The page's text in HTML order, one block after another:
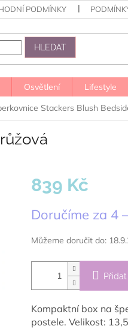
PODMÍNKY
HLEDAT
Osvětlení Lifestyle
Stackers Blush
839 Kč
cena:
Doručíme za 4
Můžeme doručit do:
Kompaktní box na
postele. Velikost: